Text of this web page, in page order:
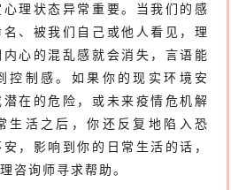
理状态异常重要。当我们的感
、被我们自己或他人看见，理
心的混乱感就会消失，言语能
控制感。如果你的现实环境安
在的危险，或未来疫情危机解
生活之后，你还反复地陷入恐
，影响到你的日常生活的话，
咨询师寻求帮助。